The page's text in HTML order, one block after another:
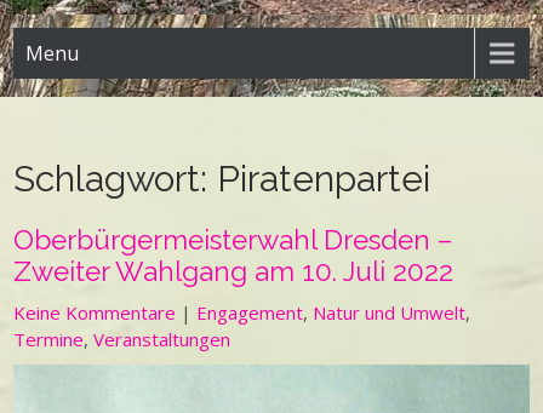
Menu
Schlagwort: Piratenpartei
Oberbürgermeisterwahl Dresden –
Zweiter Wahlgang am 10. Juli 2022
Keine Kommentare | Engagement, Natur und Umwelt,
Termine,Veranstaltungen